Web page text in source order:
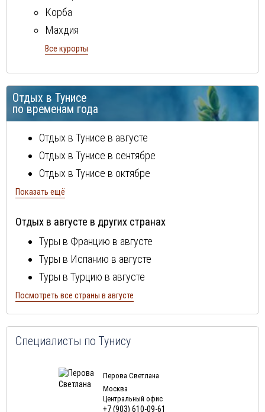
Корба
Махдия
Монастир
остров Джерба
Сусс
Хаммамет
Все курорты
Отдых в Тунисе
по временам года
Отдых в Тунисе в августе
Отдых в Тунисе в сентябре
Отдых в Тунисе в октябре
Отдых в Тунисе в ноябре
Отдых в Тунисе в январе
Отдых в Тунисе в феврале
Отдых в Тунисе в марте
Отдых в Тунисе в апреле
Отдых в Тунисе в мае
Отдых в Тунисе в июне
Показать ещё
Отдых в августе в других странах
Туры в Францию в августе
Туры в Испанию в августе
Туры в Турцию в августе
Туры в Болгарию в августе
Туры в Португалию в августе
Туры в Италию в августе
Туры в Египет в августе
Туры в Кипр в августе
Туры в Швейцарию в августе
Туры в ОАЭ в августе
Посмотреть все страны в августе
Специалисты по Тунису
Перова Светлана
Москва
Центральный офис
+7 (903) 610-09-61